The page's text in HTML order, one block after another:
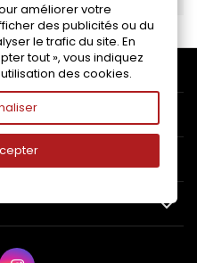


améliorer votre
des publicités ou du
le trafic du site. En
tout », vous indiquez
des cookies.